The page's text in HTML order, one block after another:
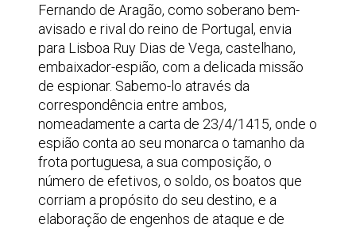
Fernando de Aragão, como soberano bem-
avisado e rival do reino de Portugal, envia
para Lisboa Ruy Dias de Vega, castelhano,
embaixador-espião, com a delicada missão
de espionar. Sabemo-lo através da
correspondência entre ambos,
nomeadamente a carta de 23/4/1415, onde o
espião conta ao seu monarca o tamanho da
frota portuguesa, a sua composição, o
número de efetivos, o soldo, os boatos que
corriam a propósito do seu destino, e a
elaboração de engenhos de ataque e de